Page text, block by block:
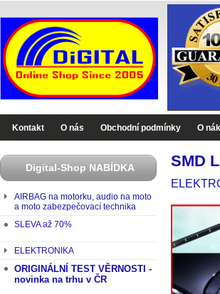
Kontakt O nás Obchodní podmínky O
Digital-Shop NABÍDKA
AIRBAG na motorku, audio na moto
a moto zabezpečovací technika
SLEVA až 70%
ELEKTRONIKA
ORIGINÁLNÍ TEST VĚRNOSTI -
novinka na trhu v ČR
SMD